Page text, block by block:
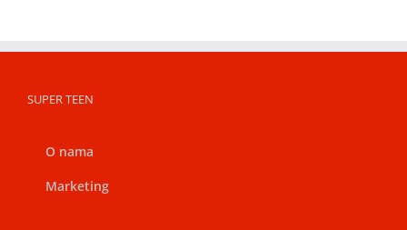
SUPER TEEN
O nama
Marketing